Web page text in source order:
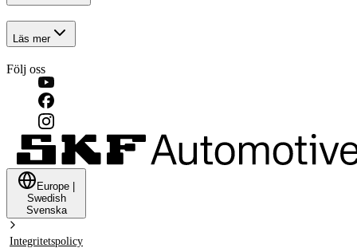
Läs mer
Följ oss
Europe
Swedish
Svenska
Integritetspolicy